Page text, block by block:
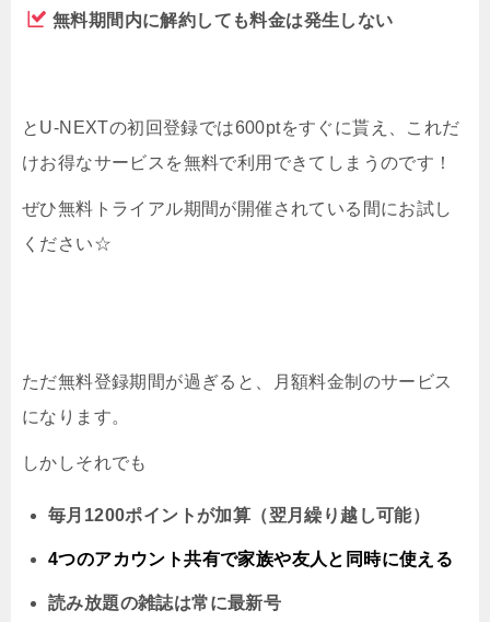
無料期間内に解約しても料金は発生しない
とU-NEXTの初回登録では600ptをすぐに貰え、これだ
けお得なサービスを無料で利用できてしまうのです！
ぜひ無料トライアル期間が開催されている間にお試し
ください☆
ただ無料登録期間が過ぎると、月額料金制のサービス
になります。
しかしそれでも
毎月1200ポイントが加算（翌月繰り越し可能）
4つのアカウント共有で家族や友人と同時に使える
読み放題の雑誌は常に最新号